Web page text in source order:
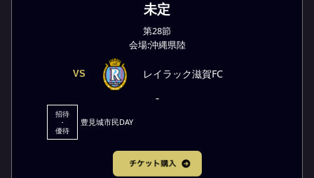
未定
第28節
会場:沖縄県陸
VS レイラック滋賀FC
-
招待
・
優待
豊見城市民DAY